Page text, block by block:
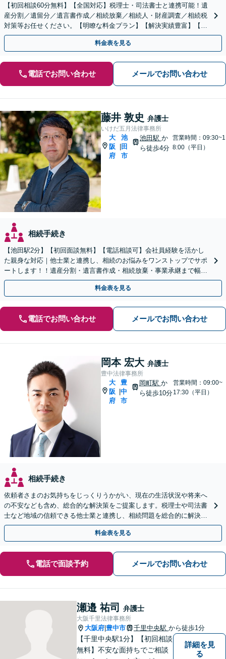
【初回相談60分無料】【全国対応】税理士・司法書士と連携可能！遺
産分割／遺留分／遺言書作成／相続放棄／相続人・財産調査／相続税
対策等お任せください。【明瞭な料金プラン】【解決実績豊富】【電
話相談可】
料金表を見る
電話でお問い合わせ メールでお問い合わせ
藤井 敦史 弁護士
いけだ五月法律事務所
大
阪
府
池
田
市
池田駅 か
ら徒歩4分
営業時間：09:30~1
8:00（平日）
相続手続き
【池田駅2分】【初回面談無料】【電話相談可】会社員経験を活かし
た親身な対応｜他士業と連携し、相続のお悩みをワンストップでサポ
ートします！！遺産分割・遺言書作成・相続放棄・事業承継まで幅広
く対応【休日・夜間対応可】
料金表を見る
電話でお問い合わせ メールでお問い合わせ
岡本 宏大 弁護士
豊中法律事務所
大
阪
府
|
豊
中
市
岡町駅 か
ら徒歩10分
営業時間：09:00~
17:30（平日）
相続手続き
依頼者さまのお気持ちをじっくりうかがい、現在の生活状況や将来へ
の不安なども含め、総合的な解決策をご提案します。税理士や司法書
士など地域の信頼できる他士業と連携し、相続問題を総合的に解決
「後見人にお悩みの方もお気軽にご相談を」
料金表を見る
電話で面談予約 メールでお問い合わせ
瀬邉 祐司 弁護士
大阪千里法律事務所
大阪府 豊中市 千里中央駅 から徒歩1分
【千里中央駅1分】【初回相談
無料】不安な面持ちでご相談
詳細を見
る